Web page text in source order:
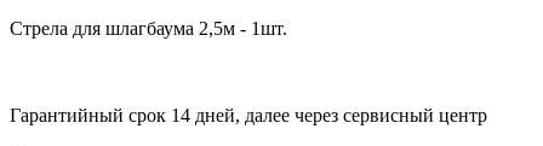
Стрела для шлагбаума 2,5м - 1шт.
Гарантийный срок 14 дней, далее через сервисный центр